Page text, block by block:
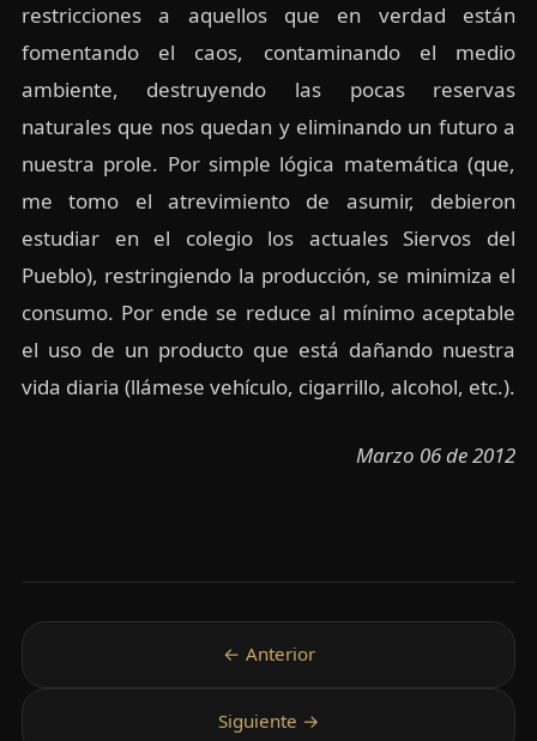
restricciones a aquellos que en verdad están
fomentando el caos, contaminando el medio
ambiente, destruyendo las pocas reservas
naturales que nos quedan y eliminando un futuro a
nuestra prole. Por simple lógica matemática (que,
me tomo el atrevimiento de asumir, debieron
estudiar en el colegio los actuales Siervos del
Pueblo), restringiendo la producción, se minimiza el
consumo. Por ende se reduce al mínimo aceptable
el uso de un producto que está dañando nuestra
vida diaria (llámese vehículo, cigarrillo, alcohol, etc.).
Marzo 06 de 2012